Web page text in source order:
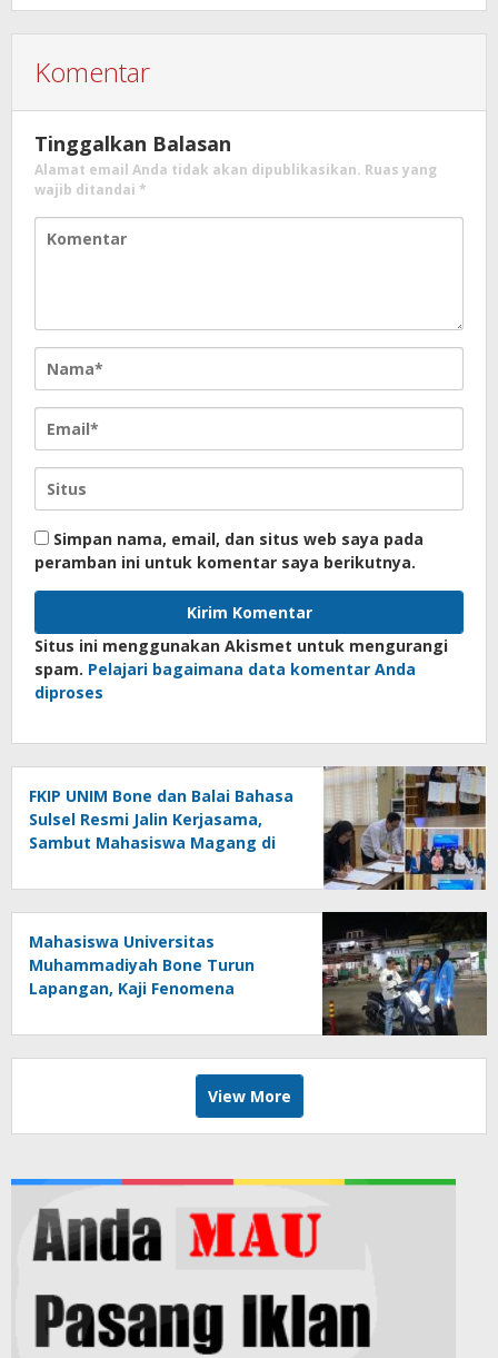
Komentar
Tinggalkan Balasan
Alamat email Anda tidak akan dipublikasikan. Ruas yang
wajib ditandai *
Simpan nama, email, dan situs web saya pada
peramban ini untuk komentar saya berikutnya.
Situs ini menggunakan Akismet untuk mengurangi
spam. Pelajari bagaimana data komentar Anda
diproses
FKIP UNIM Bone dan Balai Bahasa
Sulsel Resmi Jalin Kerjasama,
Sambut Mahasiswa Magang di
Mahasiswa Universitas
Muhammadiyah Bone Turun
Lapangan, Kaji Fenomena
melalui Riset FOTOFOBIA
View More